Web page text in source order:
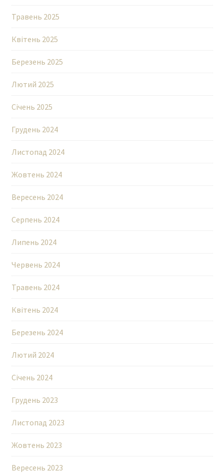
Травень 2025
Квітень 2025
Березень 2025
Лютий 2025
Січень 2025
Грудень 2024
Листопад 2024
Жовтень 2024
Вересень 2024
Серпень 2024
Липень 2024
Червень 2024
Травень 2024
Квітень 2024
Березень 2024
Лютий 2024
Січень 2024
Грудень 2023
Листопад 2023
Жовтень 2023
Вересень 2023